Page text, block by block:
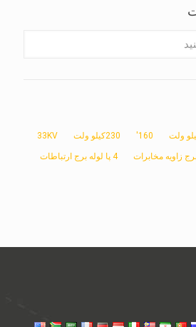
160' 230کیلو ولت 33KV
4 پا لوله برج ارتباطات